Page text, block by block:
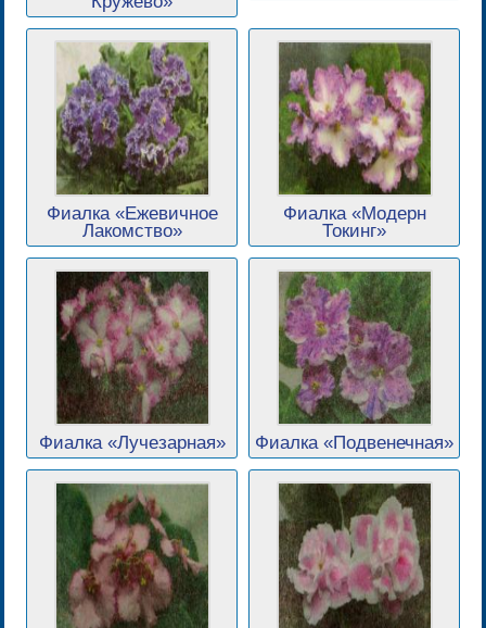
Фиалка «Ежевичное
Лакомство»
Фиалка «Модерн
Токинг»
Фиалка «Лучезарная» Фиалка «Подвенечная»